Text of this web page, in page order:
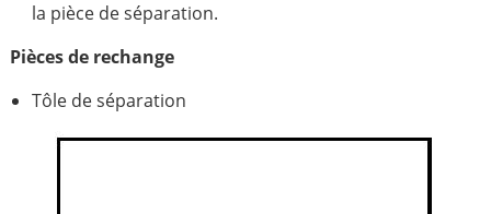
la pièce de séparation.
Pièces de rechange
Tôle de séparation